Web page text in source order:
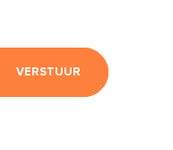
VERSTUUR